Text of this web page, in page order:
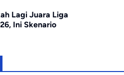
Lagi Juara Liga
Ini Skenario